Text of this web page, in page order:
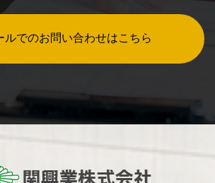
ルでのお問い合わせはこちら